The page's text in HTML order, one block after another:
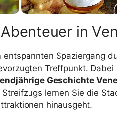
in
Spaziergang
Treffpunkt. Dabei
Geschichte
lernen Sie die
hinausgeht.